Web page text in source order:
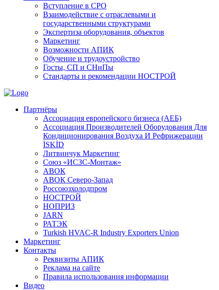
Вступление в СРО
Взаимодействие с отраслевыми и
государственными структурами
Экспертиза оборудования, объектов
Маркетинг
Возможности АПИК
Обучение и трудоустройство
Госты, СП и СНиПы
Стандарты и рекомендации НОСТРОЙ
Партнёры
Ассоциация европейского бизнеса (АЕБ)
Aссоциация Производителей Оборудования Для
Кондиционирования Воздуха И Рефрижерации
İSKİD
Литвинчук Маркетинг
Союз «ИСЗС-Монтаж»
АВОК
АВОК Северо-Запад
Россоюзхолодпром
НОСТРОЙ
НОПРИЗ
JARN
РАТЭК
Turkish HVAC-R Industry Exporters Union
Маркетинг
Контакты
Реквизиты АПИК
Реклама на сайте
Правила использования информации
Видео